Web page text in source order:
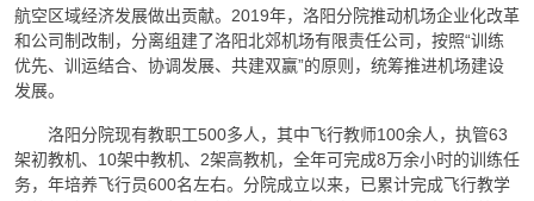
航空区域经济发展做出贡献。2019年，洛阳分院推动机场企业化改革
和公司制改制，分离组建了洛阳北郊机场有限责任公司，按照“训练
优先、训运结合、协调发展、共建双赢”的原则，统筹推进机场建设
发展。
洛阳分院现有教职工500多人，其中飞行教师100余人，执管63
架初教机、10架中教机、2架高教机，全年可完成8万余小时的训练任
务，年培养飞行员600名左右。分院成立以来，已累计完成飞行教学